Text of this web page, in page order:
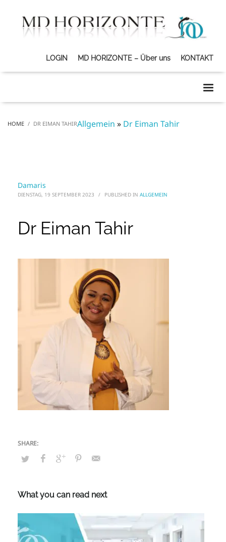
LOGIN MD HORIZONTE – Über uns KONTAKT
HOME Allgemein » Dr Eiman Tahir
DR EIMAN TAHIR
Damaris
DIENSTAG, 19 SEPTEMBER 2023 / PUBLISHED IN ALLGEMEIN
Dr Eiman Tahir
What you can read next